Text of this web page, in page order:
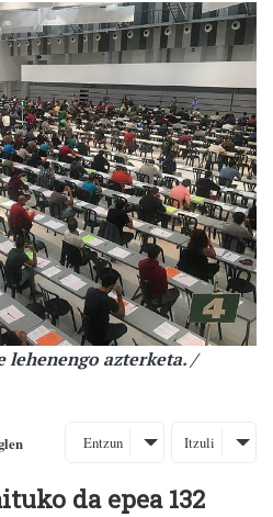
azterketa. /
Entzun Itzuli
da epea 132